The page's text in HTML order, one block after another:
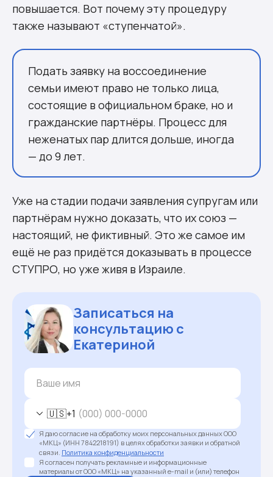
повышается. Вот почему эту процедуру
также называют «ступенчатой».
Подать заявку на воссоединение
семьи имеют право не только лица,
состоящие в официальном браке, но и
гражданские партнёры. Процесс для
неженатых пар длится дольше, иногда
— до 9 лет.
Уже на стадии подачи заявления супругам или
партнёрам нужно доказать, что их союз —
настоящий, не фиктивный. Это же самое им
ещё не раз придётся доказывать в процессе
СТУПРО, но уже живя в Израиле.
Записаться на
консультацию с
Екатериной
🇺🇸+1
Я даю согласие на обработку моих персональных данных ООО
«МКЦ» (ИНН 7842218191) в целях обработки заявки и обратной
связи. Политика конфиденциальности
Я согласен получать рекламные и информационные
материалы от ООО «МКЦ» на указанный e-mail и (или) телефон